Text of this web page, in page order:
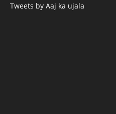
Tweets by Aaj ka ujala